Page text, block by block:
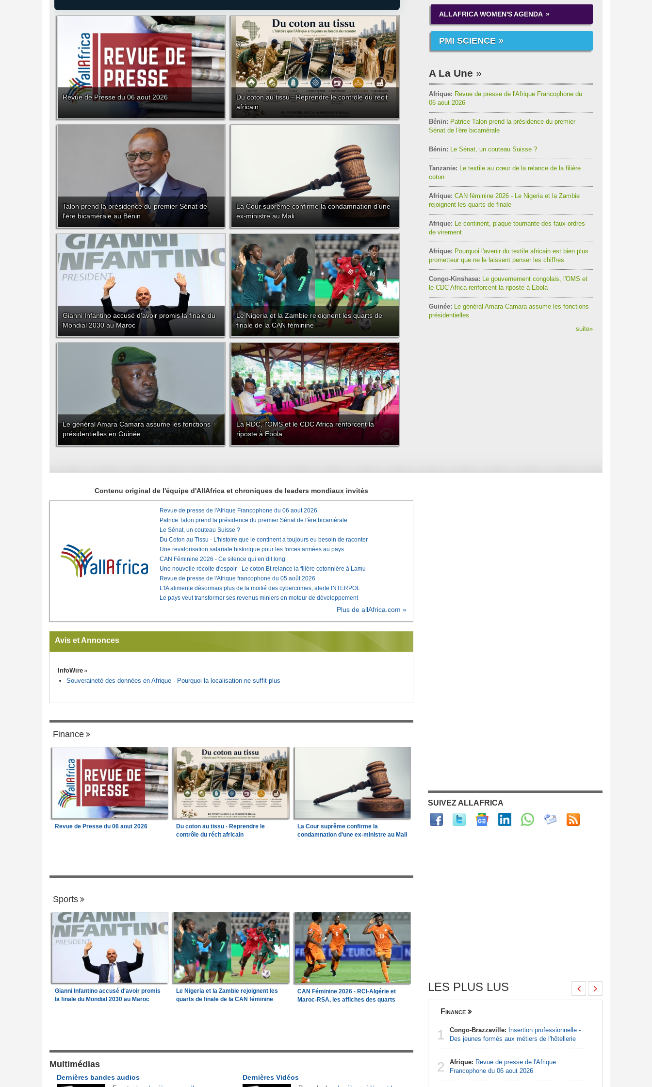
Revue de Presse du 06 aout 2026
Du coton au tissu - Reprendre le contrôle du récit
africain
Talon prend la présidence du premier Sénat de
l'ère bicamérale au Bénin
La Cour suprême confirme la condamnation d'une
ex-ministre au Mali
Gianni Infantino accusé d'avoir promis la finale du
Mondial 2030 au Maroc
Le Nigeria et la Zambie rejoignent les quarts de
finale de la CAN féminine
Le général Amara Camara assume les fonctions
présidentielles en Guinée
La RDC, l'OMS et le CDC Africa renforcent la
riposte à Ebola
ALLAFRICA WOMEN'S AGENDA
PMI SCIENCE
A La Une
Afrique: Revue de presse de l'Afrique Francophone du
06 aout 2026
Bénin: Patrice Talon prend la présidence du premier
Sénat de l'ère bicamérale
Bénin: Le Sénat, un couteau Suisse ?
Tanzanie: Le textile au cœur de la relance de la filière
coton
Afrique: CAN féminine 2026 - Le Nigeria et la Zambie
rejoignent les quarts de finale
Afrique: Le continent, plaque tournante des faux ordres
de virement
Afrique: Pourquoi l'avenir du textile africain est bien plus
prometteur que ne le laissent penser les chiffres
Congo-Kinshasa: Le gouvernement congolais, l'OMS et
le CDC Africa renforcent la riposte à Ebola
Guinée: Le général Amara Camara assume les fonctions
présidentielles
suite»
Contenu original de l'équipe d'AllAfrica et chroniques de leaders mondiaux invités
Revue de presse de l'Afrique Francophone du 06 aout 2026
Patrice Talon prend la présidence du premier Sénat de l'ère bicamérale
Le Sénat, un couteau Suisse ?
Du Coton au Tissu - L'histoire que le continent a toujours eu besoin de raconter
Une revalorisation salariale historique pour les forces armées au pays
CAN Féminine 2026 - Ce silence qui en dit long
Une nouvelle récolte d'espoir - Le coton Bt relance la filière cotonnière à Lamu
Revue de presse de l'Afrique francophone du 05 août 2026
L'IA alimente désormais plus de la moitié des cybercrimes, alerte INTERPOL
Le pays veut transformer ses revenus miniers en moteur de développement
Plus de allAfrica.com »
Avis et Annonces
InfoWire
Souveraineté des données en Afrique - Pourquoi la localisation ne suffit plus
Finance
Revue de Presse du 06 aout 2026
Du coton au tissu - Reprendre le
contrôle du récit africain
La Cour suprême confirme la
condamnation d'une ex-ministre au Mali
Sports
Gianni Infantino accusé d'avoir promis
la finale du Mondial 2030 au Maroc
Le Nigeria et la Zambie rejoignent les
quarts de finale de la CAN féminine
CAN Féminine 2026 - RCI-Algérie et
Maroc-RSA, les affiches des quarts
Multimédias
Dernières Vidéos
Dernières bandes audios
SUIVEZ ALLAFRICA
LES PLUS LUS
2
ministre de l'Économie
Finance
1 Congo-Brazzaville: Insertion professionnelle -
Des jeunes formés aux métiers de l'hôtellerie
2 Afrique: Revue de presse de l'Afrique
Francophone du 06 aout 2026